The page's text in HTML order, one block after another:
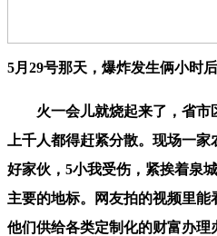
5月29号那天，爆炸发生俩小时后
火一会儿就烧起来了，省市
上千人都得赶紧分散。现场一
好家伙，5小我受伤，紧挨着泉
主要的地标。网友拍的视频里
他们供给各类定制化的财富办